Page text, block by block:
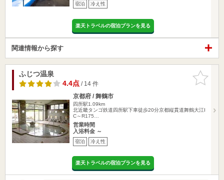
宿泊 冷え性
楽天トラベルの宿泊プランを見る
関連情報から探す
お気に入
りに追加
ふじつ温泉
4.4点/ 14 件
京都府 / 舞鶴市
四所駅1.09km
北近畿タンゴ鉄道四所駅下車徒歩20分京都縦貫道舞鶴大江I
C～R175…
営業時間
入浴料金 ～
宿泊 冷え性
楽天トラベルの宿泊プランを見る